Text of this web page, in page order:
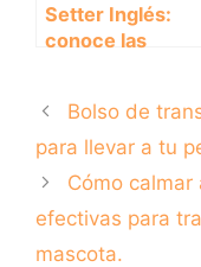
Setter Inglés:
conoce las
esta raza de
perros
Bolso de
para llevar a tu
Cómo calmar
efectivas para
mascota.